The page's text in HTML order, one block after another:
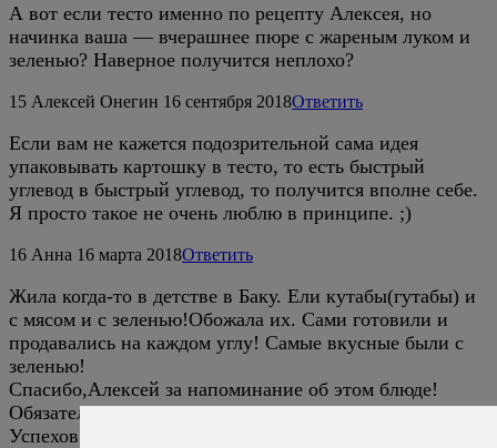
А вот если тесто именно по рецепту Алексея, но
начинка ваша — вчерашнее пюре с жареным луком и
зеленью? Наверное получится неплохо?
15 Алексей Онегин 16 сентября 2018Ответить
Если вам не кажется подозрительной сама идея
упаковывать картошку в тесто, то есть быстрый
углевод в быстрый углевод, то получится вполне себе.
Я просто такое не очень люблю в принципе. ;)
16 Анна 16 марта 2018Ответить
Жила когда-то в детстве в Баку. Ели кутабы(гутабы) и
с мясом и с зеленью!Обожала их. Сами готовили и
продавались на каждом углу! Самые вкусные были с
зеленью!
Спасибо,Алексей за напоминание об этом блюде!
Обязательно приготовлю!
Успехов Вам на Вашем поприще!